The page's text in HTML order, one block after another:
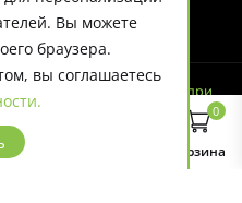
Корзина
0
характер и ни при
публичной офертой.
Вы можете
браузера.
вы соглашаетесь